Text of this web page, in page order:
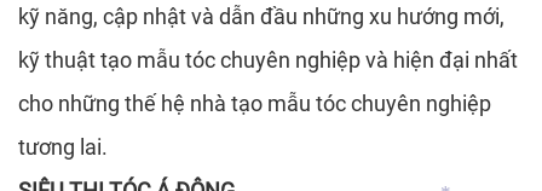
*
kỹ năng, cập nhật và dẫn đầu những xu hướng mới,
kỹ thuật tạo mẫu tóc chuyên nghiệp và hiện đại nhất
cho những thế hệ nhà tạo mẫu tóc chuyên nghiệp
tương lai.